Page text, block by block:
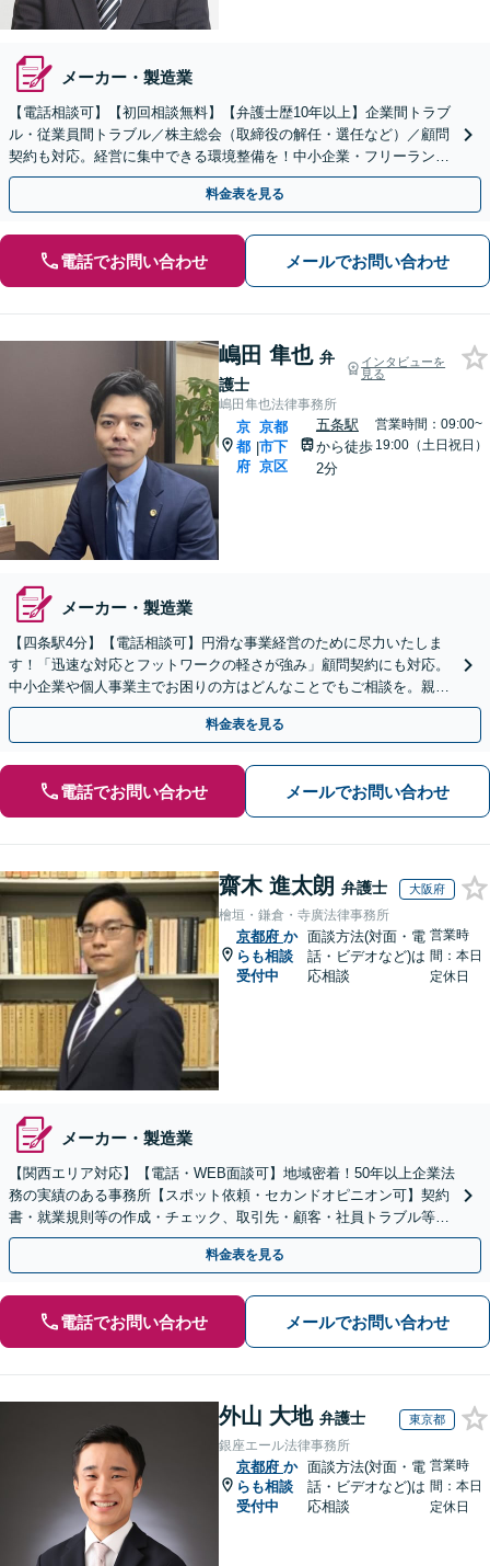
メーカー・製造業
【電話相談可】【初回相談無料】【弁護士歴10年以上】企業間トラブ
ル・従業員間トラブル／株主総会（取締役の解任・選任など）／顧問
契約も対応。経営に集中できる環境整備を！中小企業・フリーラン
ス・スタートアップ【夜間・休日面談可】【丸太町駅6分】
料金表を見る
電話でお問い合わせ メールでお問い合わせ
嶋田 隼也 弁
護士
インタビューを
見る
嶋田隼也法律事務所
京
都
府
|
京都
市下
京区
五条駅
から徒歩
2分
営業時間：09:00~
19:00（土日祝日）
メーカー・製造業
【四条駅4分】【電話相談可】円滑な事業経営のために尽力いたしま
す！「迅速な対応とフットワークの軽さが強み」顧問契約にも対応。
中小企業や個人事業主でお困りの方はどんなことでもご相談を。親身
に対応いたします【初回相談無料】【夜間・休日面談】
料金表を見る
電話でお問い合わせ メールでお問い合わせ
齋木 進太朗 弁護士 大阪府
檜垣・鎌倉・寺廣法律事務所
京都府 か
らも相談
受付中
面談方法(対面・電
話・ビデオなど)は
応相談
営業時
間：本日
定休日
メーカー・製造業
【関西エリア対応】【電話・WEB面談可】地域密着！50年以上企業法
務の実績のある事務所【スポット依頼・セカンドオピニオン可】契約
書・就業規則等の作成・チェック、取引先・顧客・社員トラブル等、
お気軽にご相談ください【事前予約で休日・夜間対応】
料金表を見る
電話でお問い合わせ メールでお問い合わせ
外山 大地 弁護士 東京都
銀座エール法律事務所
京都府 か
らも相談
受付中
面談方法(対面・電
話・ビデオなど)は
応相談
営業時
間：本日
定休日